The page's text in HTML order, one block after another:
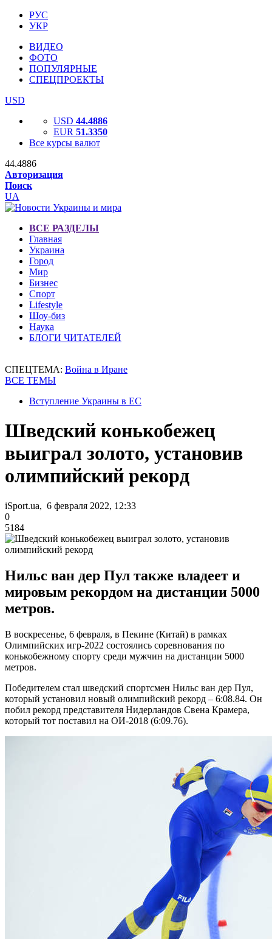
РУС
УКР
ВИДЕО
ФОТО
ПОПУЛЯРНЫЕ
СПЕЦПРОЕКТЫ
USD
USD 44.4886
EUR 51.3350
Все курсы валют
44.4886
Авторизация
Поиск
UA
ВСЕ РАЗДЕЛЫ
Главная
Украина
Город
Мир
Бизнес
Спорт
Lifestyle
Шоу-биз
Наука
БЛОГИ ЧИТАТЕЛЕЙ
СПЕЦТЕМА: Война в Иране
ВСЕ ТЕМЫ
Вступление Украины в ЕС
Шведский конькобежец
выиграл золото, установив
олимпийский рекорд
iSport.ua, 6 февраля 2022, 12:33
0
5184
Нильс ван дер Пул также владеет и
мировым рекордом на дистанции 5000
метров.
В воскресенье, 6 февраля, в Пекине (Китай) в рамках
Олимпийских игр-2022 состоялись соревнования по
конькобежному спорту среди мужчин на дистанции 5000
метров.
Победителем стал шведский спортсмен Нильс ван дер Пул,
который установил новый олимпийский рекорд – 6:08.84. Он
побил рекорд представителя Нидерландов Свена Крамера,
который тот поставил на ОИ-2018 (6:09.76).